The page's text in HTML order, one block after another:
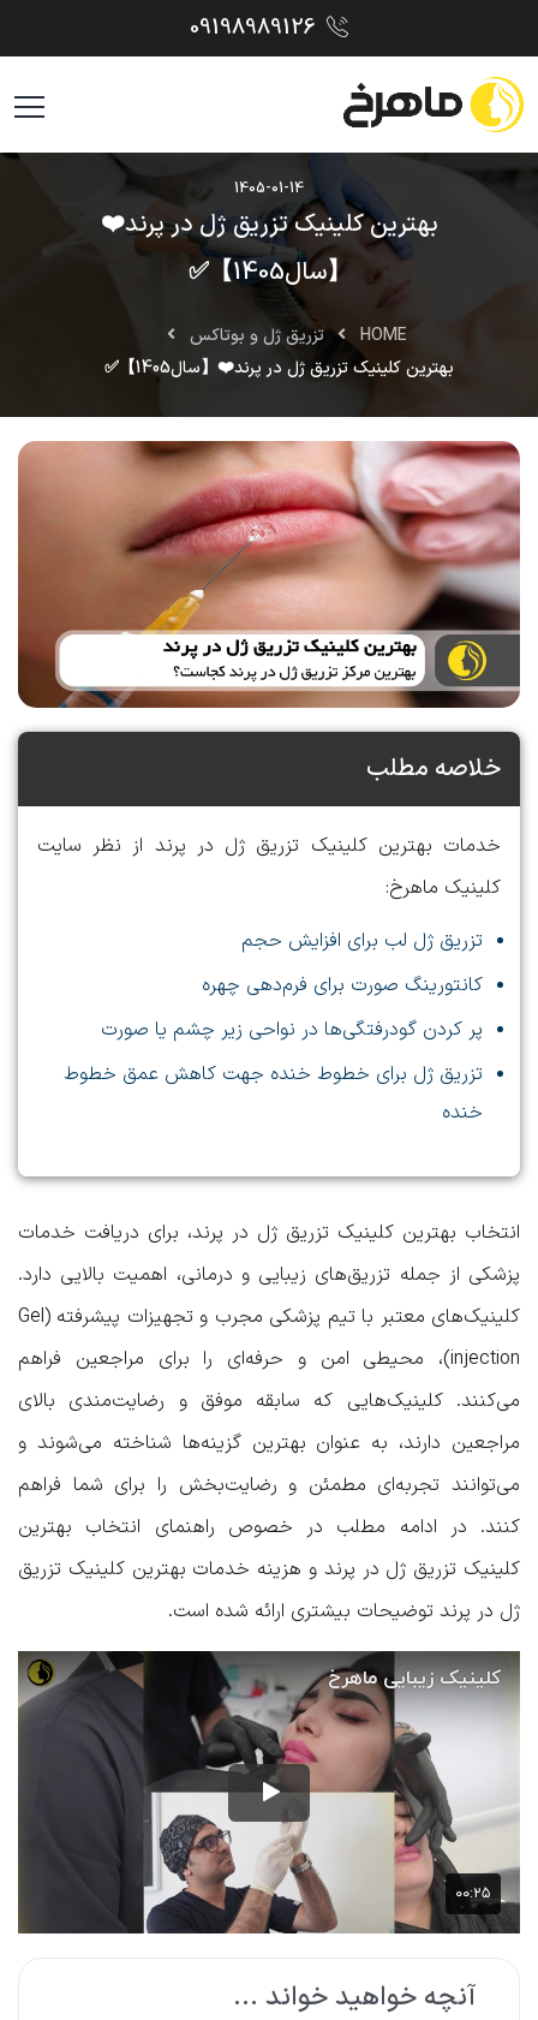
1405-01-14
بهترین کلینیک تزریق ژل در پرند❤️
【سال1405】✅
HOME
تزریق ژل و بوتاکس
بهترین کلینیک تزریق ژل در پرند❤️【سال1405】✅
خلاصه مطلب
خدمات بهترین کلینیک تزریق ژل در پرند از نظر سایت
کلینیک ماهرخ:
تزریق ژل لب برای افزایش حجم
کانتورینگ صورت برای فرم‌دهی چهره
پر کردن گودرفتگی‌ها در نواحی زیر چشم یا صورت
تزریق ژل برای خطوط خنده جهت کاهش عمق خطوط
خنده
انتخاب بهترین کلینیک تزریق ژل در پرند، برای دریافت خدمات
پزشکی از جمله تزریق‌های زیبایی و درمانی، اهمیت بالایی دارد.
کلینیک‌های معتبر با تیم پزشکی مجرب و تجهیزات پیشرفته (Gel
injection)، محیطی امن و حرفه‌ای را برای مراجعین فراهم
می‌کنند. کلینیک‌هایی که سابقه موفق و رضایت‌مندی بالای
مراجعین دارند، به عنوان بهترین گزینه‌ها شناخته می‌شوند و
می‌توانند تجربه‌ای مطمئن و رضایت‌بخش را برای شما فراهم
کنند. در ادامه مطلب در خصوص راهنمای انتخاب بهترین
کلینیک تزریق ژل در پرند و هزینه خدمات بهترین کلینیک تزریق
ژل در پرند توضیحات بیشتری ارائه شده است.
آنچه خواهید خواند ...